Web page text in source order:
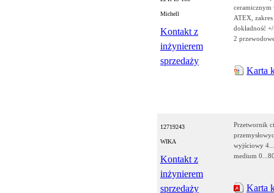
Michell
Kontakt z
inżynierem
sprzedaży
ceramicznym
ATEX,
dokładność
2
Karta
12719243
WIKA
Kontakt z
inżynierem
sprzedaży
Przetwornik
wyjściowy
medium
Karta